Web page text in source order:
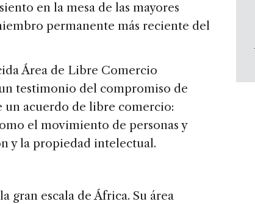
en la mesa de las mayores
permanente más reciente del
Área de Libre Comercio
testimonio del compromiso de
un acuerdo de libre comercio:
el movimiento de personas y
y la propiedad intelectual.
gran escala de África. Su área